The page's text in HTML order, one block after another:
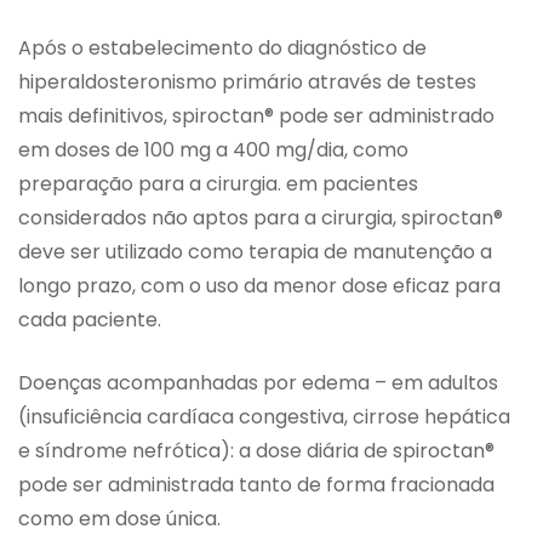
Após o estabelecimento do diagnóstico de
hiperaldosteronismo primário através de testes
mais definitivos, spiroctan® pode ser administrado
em doses de 100 mg a 400 mg/dia, como
preparação para a cirurgia. em pacientes
considerados não aptos para a cirurgia, spiroctan®
deve ser utilizado como terapia de manutenção a
longo prazo, com o uso da menor dose eficaz para
cada paciente.
Doenças acompanhadas por edema – em adultos
(insuficiência cardíaca congestiva, cirrose hepática
e síndrome nefrótica): a dose diária de spiroctan®
pode ser administrada tanto de forma fracionada
como em dose única.